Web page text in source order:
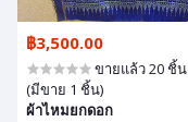
฿3,500.00
ขายแล้ว 20 ชิ้น
(มีขาย 1 ชิ้น)
ผ้าไหมยกดอก